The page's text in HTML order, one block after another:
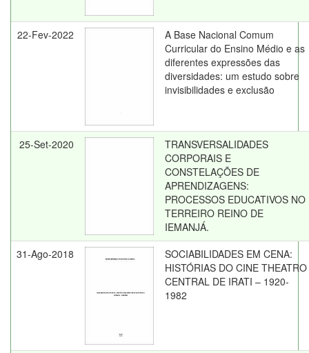
22-Fev-2022
A Base Nacional Comum
Curricular do Ensino Médio e as
diferentes expressões das
diversidades: um estudo sobre
invisibilidades e exclusão
25-Set-2020
TRANSVERSALIDADES
CORPORAIS E
CONSTELAÇÕES DE
APRENDIZAGENS:
PROCESSOS EDUCATIVOS NO
TERREIRO REINO DE
IEMANJÁ.
31-Ago-2018
SOCIABILIDADES EM CENA:
HISTÓRIAS DO CINE THEATRO
CENTRAL DE IRATI – 1920-
1982